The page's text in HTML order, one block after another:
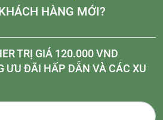
HÀNG MỚI?
TRỊ GIÁ 120.000 VND
ƯU ĐÃI HẤP DẪN VÀ CÁC XU